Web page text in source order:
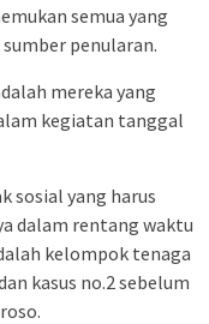
semua yang
penularan.
mereka yang
kegiatan tanggal
sosial yang harus
dalam rentang waktu
kelompok tenaga
kasus no.2 sebelum